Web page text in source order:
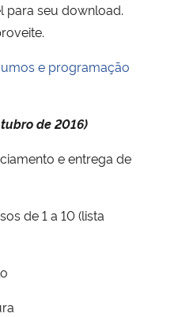
para seu download.
e programação
de 2016)
e entrega de
de 1 a 10 (lista